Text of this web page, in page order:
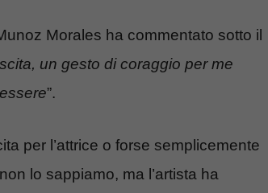
Morales ha commentato sotto il
un gesto di coraggio per me
”.
per l’attrice o forse semplicemente
lo sappiamo, ma l’artista ha